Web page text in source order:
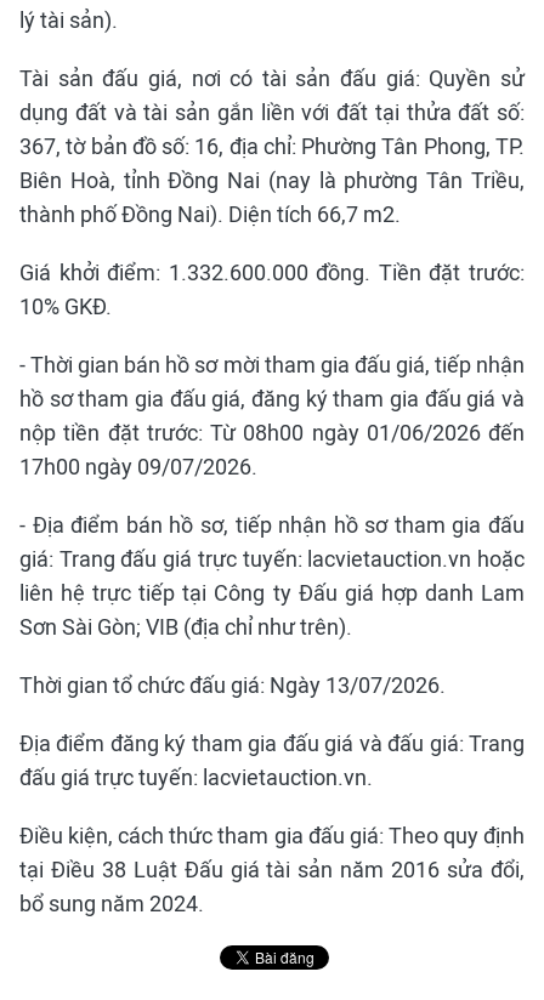
lý tài sản).
Tài sản đấu giá, nơi có tài sản đấu giá: Quyền sử
dụng đất và tài sản gắn liền với đất tại thửa đất số:
367, tờ bản đồ số: 16, địa chỉ: Phường Tân Phong, TP.
Biên Hoà, tỉnh Đồng Nai (nay là phường Tân Triều,
thành phố Đồng Nai). Diện tích 66,7 m2.
Giá khởi điểm: 1.332.600.000 đồng. Tiền đặt trước:
10% GKĐ.
- Thời gian bán hồ sơ mời tham gia đấu giá, tiếp nhận
hồ sơ tham gia đấu giá, đăng ký tham gia đấu giá và
nộp tiền đặt trước: Từ 08h00 ngày 01/06/2026 đến
17h00 ngày 09/07/2026.
- Địa điểm bán hồ sơ, tiếp nhận hồ sơ tham gia đấu
giá: Trang đấu giá trực tuyến: lacvietauction.vn hoặc
liên hệ trực tiếp tại Công ty Đấu giá hợp danh Lam
Sơn Sài Gòn; VIB (địa chỉ như trên).
Thời gian tổ chức đấu giá: Ngày 13/07/2026.
Địa điểm đăng ký tham gia đấu giá và đấu giá: Trang
đấu giá trực tuyến: lacvietauction.vn.
Điều kiện, cách thức tham gia đấu giá: Theo quy định
tại Điều 38 Luật Đấu giá tài sản năm 2016 sửa đổi,
bổ sung năm 2024.